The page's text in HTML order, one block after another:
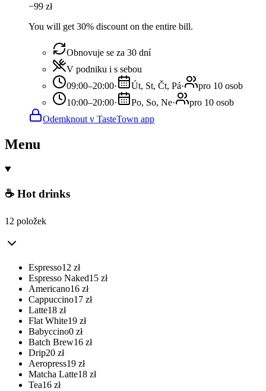
−99 zł
You will get 30% discount on the entire bill.
Obnovuje se za 30 dní
V podniku i s sebou
09:00–20:00· Út, St, Čt, Pá·
pro 10 osob
10:00–20:00· Po, So, Ne·
pro 10 osob
Odemknout v TasteTown app
Menu
☕ Hot drinks
12 položek
Espresso12 zł
Espresso Naked15 zł
Americano16 zł
Cappuccino17 zł
Latte18 zł
Flat White19 zł
Babyccino0 zł
Batch Brew16 zł
Drip20 zł
Aeropress19 zł
Matcha Latte18 zł
Tea16 zł